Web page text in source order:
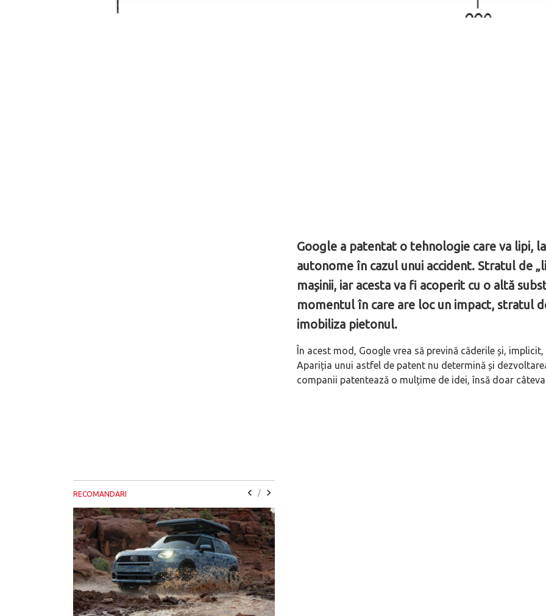
Google a patentat o tehnologie care va lipi,
autonome în cazul unui accident. Stratul de
mașinii, iar acesta va fi acoperit cu o altă
momentul în care are loc un impact, stratul
imobiliza pietonul.
În acest mod, Google vrea să prevină căderile și,
Apariția unui astfel de patent nu determină și
companii patentează o mulțime de idei, însă doar
RECOMANDARI /